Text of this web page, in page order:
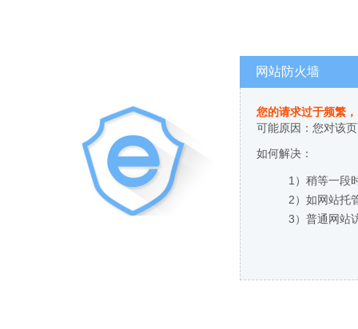
网站防火墙
您的请求过于频繁
可能原因：您对该
如何解决：
1）稍等一段
2）如网站托
3）普通网站